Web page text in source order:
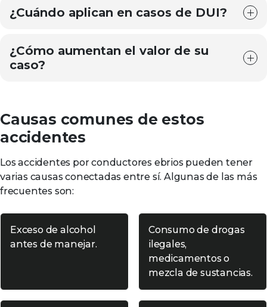
¿Cuándo aplican en casos de DUI?
¿Cómo aumentan el valor de su
caso?
Causas comunes de estos
accidentes
Los accidentes por conductores ebrios pueden tener
varias causas conectadas entre sí. Algunas de las más
frecuentes son:
Exceso de alcohol
antes de manejar.
Consumo de drogas
ilegales,
medicamentos o
mezcla de sustancias.